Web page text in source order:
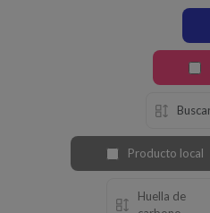
Producto local
Huella de